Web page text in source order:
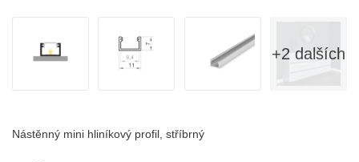
+2 dalších
Nástěnný mini hliníkový profil, stříbrný